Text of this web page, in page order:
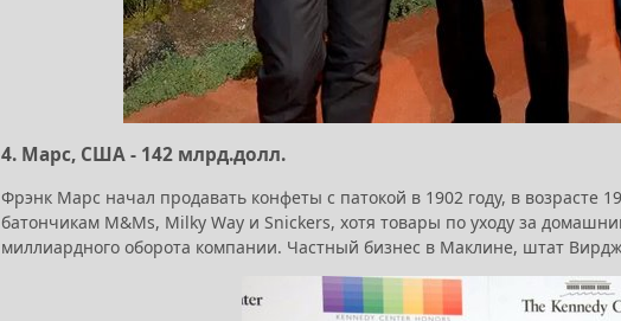
4. Марс, США - 142 млрд.долл.
Фрэнк Марс начал продавать конфеты с патокой в 1902 году, в возрасте
батончикам M&Ms, Milky Way и Snickers, хотя товары по уходу за
миллиардного оборота компании. Частный бизнес в Маклине, штат